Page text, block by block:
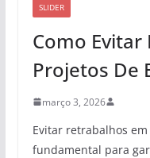
SLIDER
Como Evitar
Projetos De
março 3, 2026
Evitar retrabalhos
fundamental para